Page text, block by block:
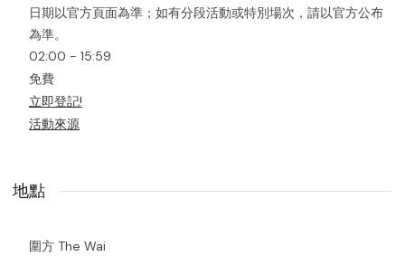
日期以官方頁面為準；如有分段活動或特別場次，請以官方公布
為準。
02:00 - 15:59
免費
立即登記!
活動來源
地點
圍方 The Wai